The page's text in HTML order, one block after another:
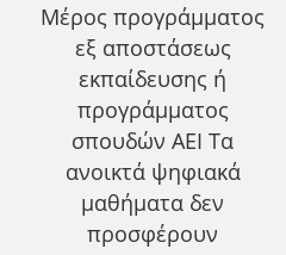
Μέρος προγράμματος
εξ αποστάσεως
εκπαίδευσης ή
προγράμματος
σπουδών ΑΕΙ Τα
ανοικτά ψηφιακά
μαθήματα δεν
προσφέρουν